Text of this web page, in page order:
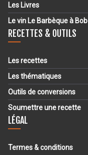
Les Livres
Le vin Le Barbèque à Bob
RECETTES & OUTILS
Les recettes
Les thématiques
Outils de conversions
Soumettre une recette
LÉGAL
Termes & conditions